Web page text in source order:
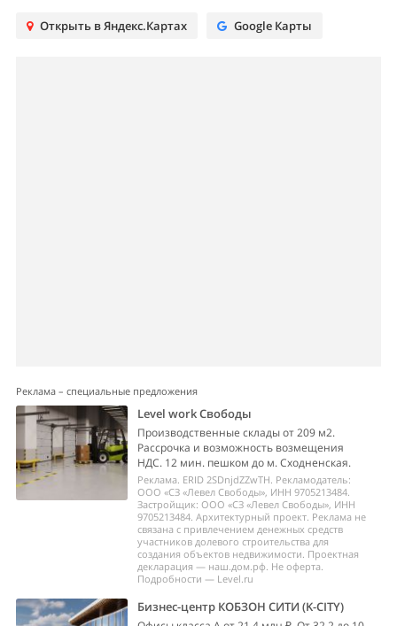
Открыть в Яндекс.Картах Google Карты
Реклама – специальные предложения
Level work Свободы
Производственные склады от 209 м2.
Рассрочка и возможность возмещения
НДС. 12 мин. пешком до м. Сходненская.
Реклама. ERID 2SDnjdZZwTH. Рекламодатель:
ООО «СЗ «Левел Свободы», ИНН 9705213484.
Застройщик: ООО «СЗ «Левел Свободы», ИНН
9705213484. Архитектурный проект. Реклама не
связана с привлечением денежных средств
участников долевого строительства для
создания объектов недвижимости. Проектная
декларация — наш.дом.рф. Не оферта.
Подробности — Level.ru
Бизнес-центр КОБЗОН СИТИ (K-CITY)